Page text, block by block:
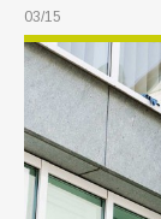
03/15